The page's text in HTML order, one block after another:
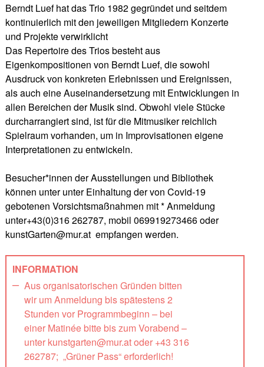
Berndt Luef hat das Trio 1982 gegründet und seitdem
kontinuierlich mit den jeweiligen Mitgliedern Konzerte
und Projekte verwirklicht
Das Repertoire des Trios besteht aus
Eigenkompositionen von Berndt Luef, die sowohl
Ausdruck von konkreten Erlebnissen und Ereignissen,
als auch eine Auseinandersetzung mit Entwicklungen in
allen Bereichen der Musik sind. Obwohl viele Stücke
durcharrangiert sind, ist für die Mitmusiker reichlich
Spielraum vorhanden, um in Improvisationen eigene
Interpretationen zu entwickeln.
Besucher*innen der Ausstellungen und Bibliothek
können unter unter Einhaltung der von Covid-19
gebotenen Vorsichtsmaßnahmen mit * Anmeldung
unter+43(0)316 262787, mobil 069919273466 oder
kunstGarten@mur.at empfangen werden.
INFORMATION
Aus organisatorischen Gründen bitten
wir um Anmeldung bis spätestens 2
Stunden vor Programmbeginn – bei
einer Matinée bitte bis zum Vorabend –
unter kunstgarten@mur.at oder +43 316
262787; „Grüner Pass“ erforderlich!